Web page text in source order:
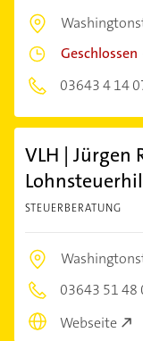
Geschlossen
03643 4 14
VLH | Jürgen
STEUERBERATUNG
03643 51 48
Webseite